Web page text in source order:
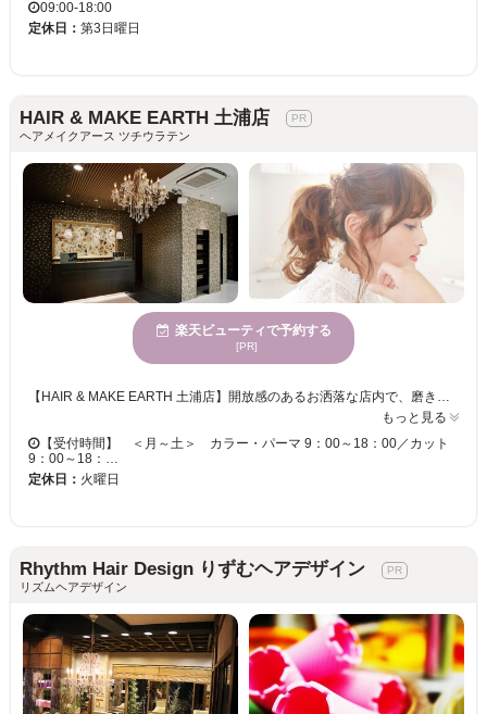
09:00-18:00
定休日： 第3日曜日
HAIR & MAKE EARTH 土浦店
ヘアメイクアース ツチウラテン
楽天ビューティで予約する
[PR]
【HAIR & MAKE EARTH 土浦店】開放感のあるお洒落な店内で、磨き抜かれた技術が味わえます♪ お客様一人ひとりへの丁寧なカウンセリングが魅力的★ベテランの実力派スタイリスト多数在籍！トレンドをプラスして、セルフスタイリングが楽になる再現性の高いスタイルに♪ 【HAIR & MAKE EARTH 土浦店】で、キレイへの近道を見つけませんか？
もっと見る
【受付時間】 ＜月～土＞ カラー・パーマ 9：00～18：00／カット
9：00～18：…
定休日： 火曜日
Rhythm Hair Design りずむヘアデザイン
リズムヘアデザイン